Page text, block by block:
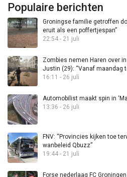
Populaire berichten
Groningse familie getroffen
eruit als een poffertjespan”
22:54 - 21 juli
Zombies nemen Haren over
Justin (29): “Vanaf maandag
16:11 - 26 juli
Automobilist maakt spin in
13:36 - 26 juli
FNV: “Provincies kijken toe
wanbeleid Qbuzz”
19:44 - 21 juli
Forse nederlaag FC